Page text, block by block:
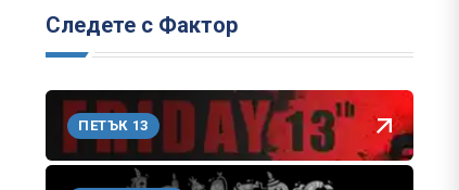
Следете с Фактор
ПЕТЪК 13